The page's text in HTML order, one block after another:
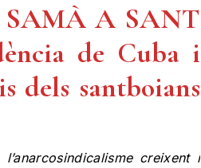
SAMÀ A SANT
de Cuba i
dels santboians
creixent i